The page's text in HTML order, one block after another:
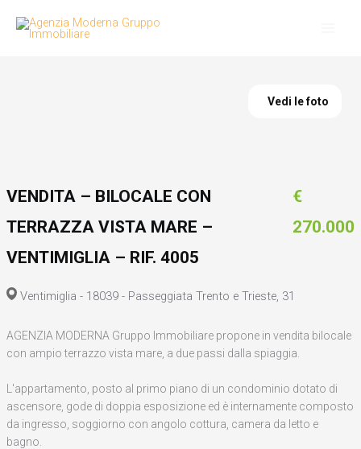
Vedi le foto
VENDITA – BILOCALE CON
TERRAZZA VISTA MARE –
VENTIMIGLIA – RIF. 4005
€
270.000
Ventimiglia - 18039 - Passeggiata Trento e Trieste, 31
AGENZIA MODERNA Gruppo Immobiliare propone in vendita bilocale
con ampio terrazzo vista mare, a due passi dalla spiaggia.
L'appartamento, posto al primo piano di un condominio dotato di
ascensore, gode di doppia esposizione ed è internamente composto
da ingresso, soggiorno con angolo cottura, camera da letto e
bagno.